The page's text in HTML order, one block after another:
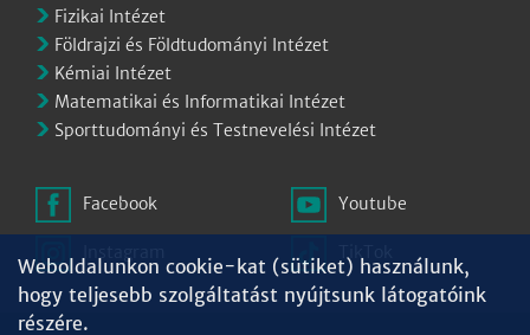
Fizikai Intézet
Földrajzi és Földtudományi Intézet
Kémiai Intézet
Matematikai és Informatikai Intézet
Sporttudományi és Testnevelési Intézet
Facebook Youtube
TikTok
Weboldalunkon cookie-kat (sütiket) használunk,
hogy teljesebb szolgáltatást nyújtsunk látogatóink
részére.